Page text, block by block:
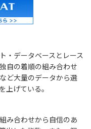
・データベースとレース
自の着順の組み合わせ
ど大量のデータから選
上げている。
み合わせから自信のあ